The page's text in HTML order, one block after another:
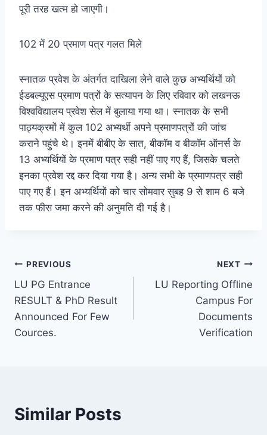
पूरी तरह खत्म हो जाएगी।
102 में 20 प्रमाण पत्र गलत मिले
स्नातक प्रवेश के अंतर्गत दाखिला लेने वाले कुछ अभ्यर्थियों को
ईडबल्यूएस प्रमाण पत्रों के सत्यापन के लिए रविवार को लखनऊ
विश्वविद्यालय प्रवेश सेल में बुलाया गया था। स्नातक के सभी
पाठ्यक्रमों में कुल 102 अभ्यर्थी अपने प्रमाणपत्रों की जांच
कराने पहुंचे थे। इनमें बीबीए के सात, बीकॉम व बीकॉम ऑनर्स के
13 अभ्यर्थियों के प्रमाण पत्र सही नहीं पाए गए हैं, जिसके चलते
इनका प्रवेश रद्द कर दिया गया है। अन्य सभी के प्रमाणपत्र सही
पाए गए हैं। इन अभ्यर्थियों को चार सोमवार सुबह 9 से शाम 6 बजे
तक फीस जमा करने की अनुमति दी गई है।
Post
navigation
PREVIOUS
LU PG Entrance
RESULT & PhD Result
Announced For Few
Cources.
NEXT
LU Reporting Offline
Campus For
Documents
Verification
Similar Posts